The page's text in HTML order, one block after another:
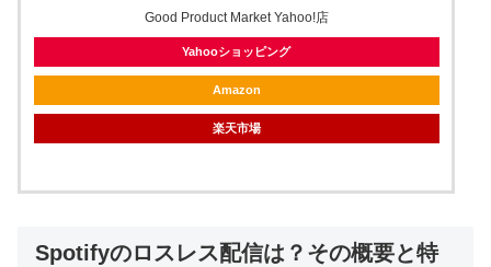
Good Product Market Yahoo!店
Yahooショッピング
Amazon
楽天市場
Spotifyのロスレス配信は？その概要と特